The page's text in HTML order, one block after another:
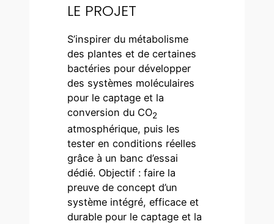
LE PROJET
S’inspirer du métabolisme
des plantes et de certaines
bactéries pour développer
des systèmes moléculaires
pour le captage et la
conversion du CO2
atmosphérique, puis les
tester en conditions réelles
grâce à un banc d’essai
dédié. Objectif : faire la
preuve de concept d’un
système intégré, efficace et
durable pour le captage et la